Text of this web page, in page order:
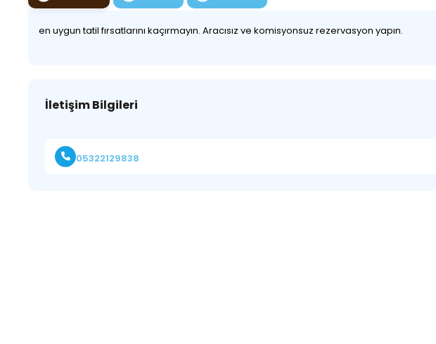
en uygun tatil fırsatlarını kaçırmayın. Aracısız ve komisyonsuz rezervasyon yapın.
İletişim Bilgileri
05322129838